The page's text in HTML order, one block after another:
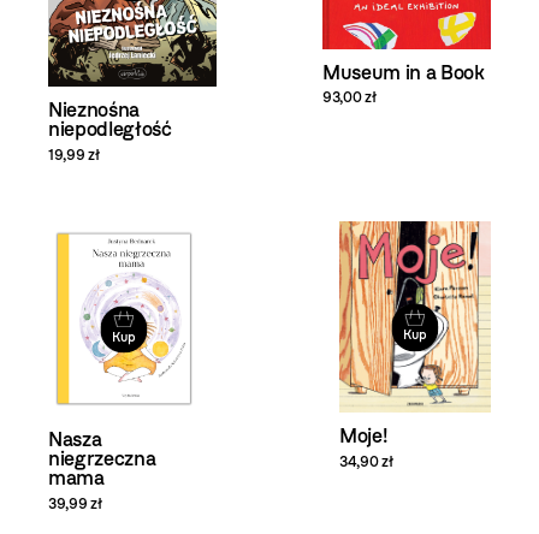
Nieznośna
niepodległość
19,99 zł
Museum in a Book
93,00 zł
Kup
Nasza
niegrzeczna
mama
39,99 zł
Kup
Moje!
34,90 zł